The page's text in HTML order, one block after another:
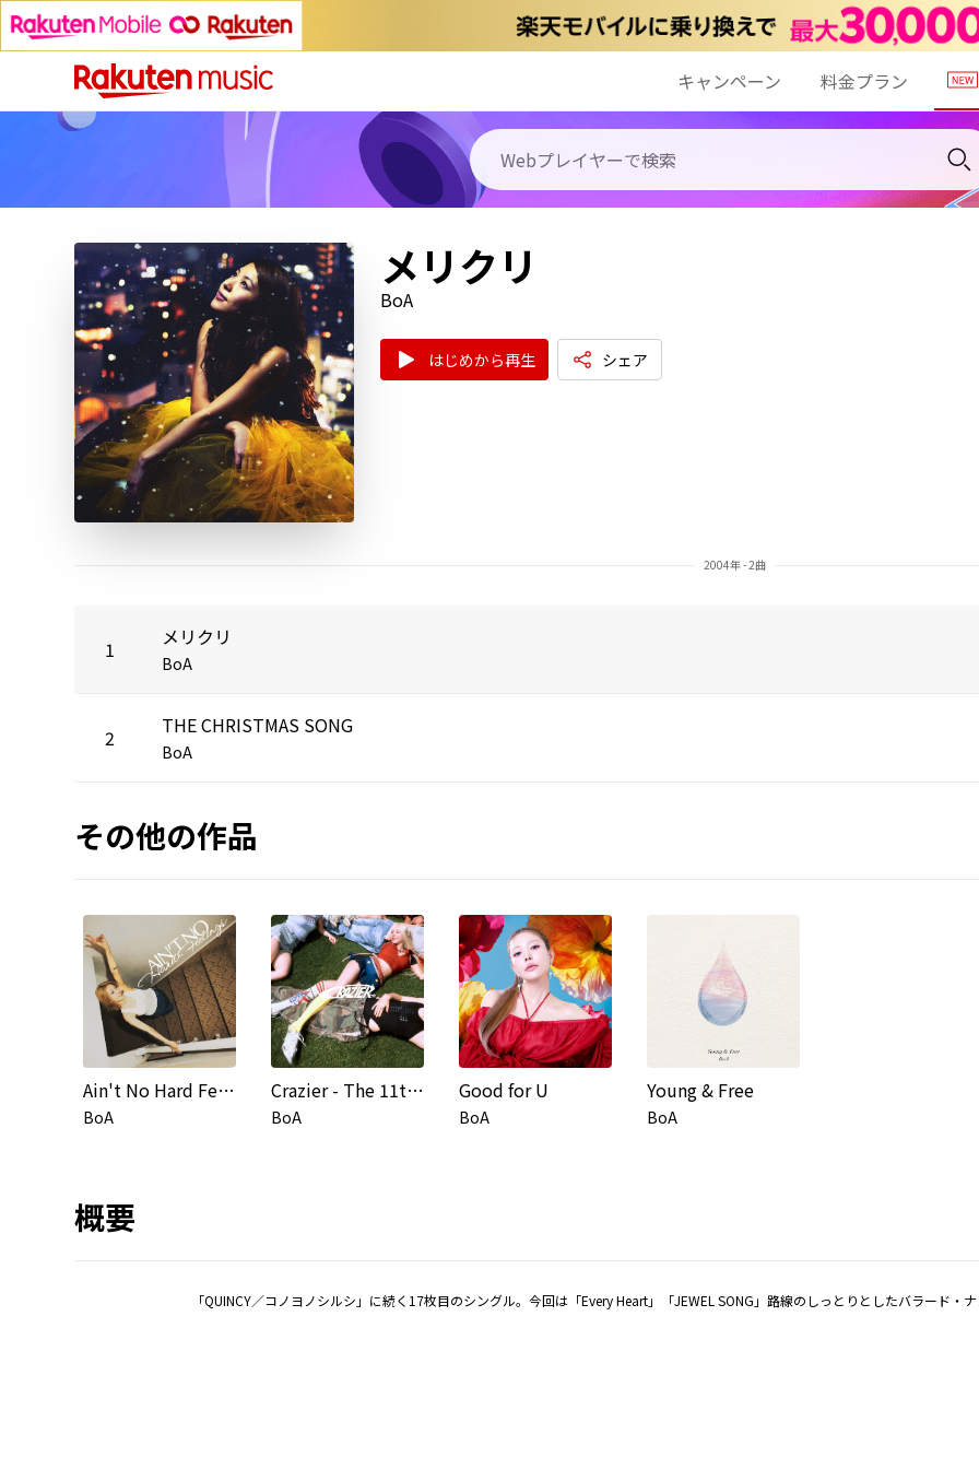
キャンペーン 料金プラン
メリクリ
BoA
はじめから再生 シェア
2004年 - 2曲
1 メリクリ
BoA
2 THE CHRISTMAS SONG
BoA
その他の作品
Ain't No Hard Feelings
BoA
Crazier - The 11th Album
BoA
Good for U
BoA
Young & Free
BoA
概要
「QUINCY／コノヨノシルシ」に続く17枚目のシングル。今回は「Every Heart」「JEWEL SONG」路線のしっとりとしたバラード・